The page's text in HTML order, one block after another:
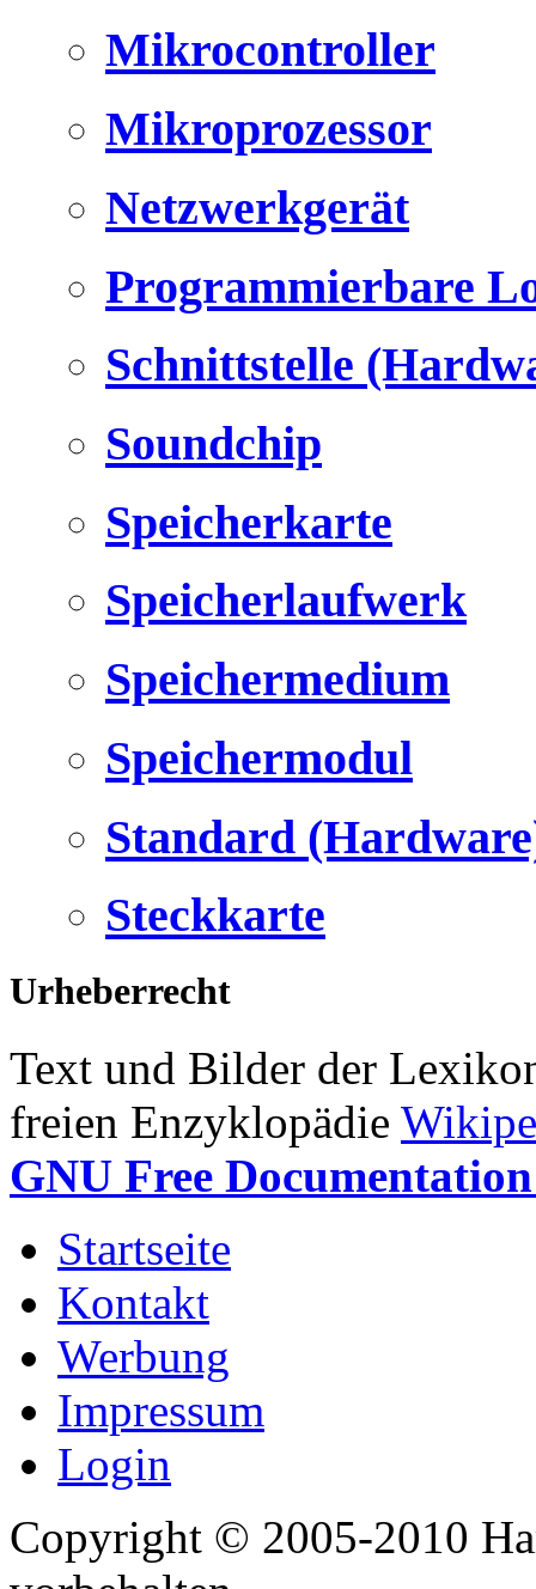
Mikrocontroller
Mikroprozessor
Netzwerkgerät
Programmierbare
Schnittstelle
Soundchip
Speicherkarte
Speicherlaufwerk
Speichermedium
Speichermodul
Standard
Steckkarte
Urheberrecht
Text und Bilder der
freien Enzyklopädie
GNU Free
Startseite
Kontakt
Werbung
Impressum
Login
Copyright © 2005-2010